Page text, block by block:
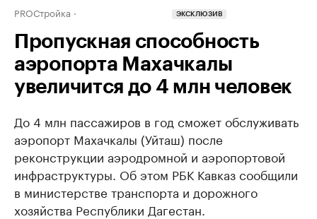
PROСтройка ЭКСКЛЮЗИВ
Пропускная способность
аэропорта Махачкалы
увеличится до 4 млн человек
До 4 млн пассажиров в год сможет обслуживать
аэропорт Махачкалы (Уйташ) после
реконструкции аэродромной и аэропортовой
инфраструктуры. Об этом РБК Кавказ сообщили
в министерстве транспорта и дорожного
хозяйства Республики Дагестан.